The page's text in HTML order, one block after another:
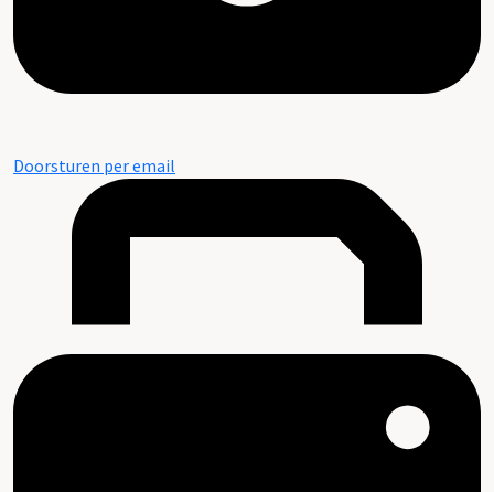
Doorsturen per email